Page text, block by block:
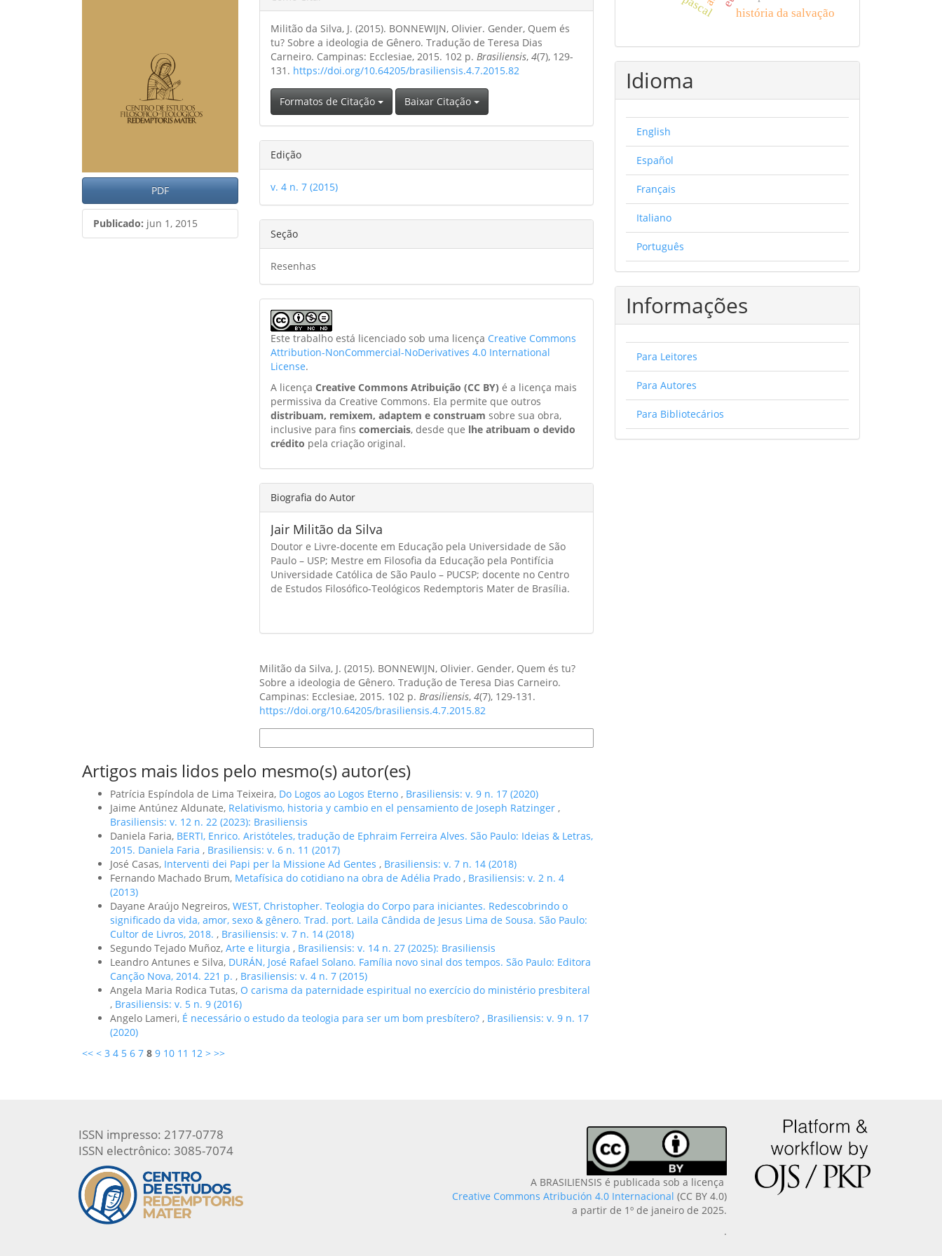
PDF
Publicado: jun 1, 2015
principal
do
artigo
Militão da Silva, J. (2015). BONNEWIJN, Olivier. Gender, Quem és
tu? Sobre a ideologia de Gênero. Tradução de Teresa Dias
Carneiro. Campinas: Ecclesiae, 2015. 102 p.Brasiliensis,4(7), 129-
131. https://doi.org/10.64205/brasiliensis.4.7.2015.82
Formatos de Citação Baixar Citação
Edição
v. 4 n. 7 (2015)
Seção
Resenhas
Este trabalho está licenciado sob uma licença Creative Commons
Attribution-NonCommercial-NoDerivatives 4.0 International
License.
A licençaCreative Commons Atribuição (CC BY) é a licença mais
permissiva da Creative Commons. Ela permite que outros
distribuam, remixem, adaptem e construam sobre sua obra,
inclusive para finscomerciais, desde que lhe atribuam o devido
crédito pela criação original.
Biografia do Autor
Jair Militão da Silva
Doutor e Livre-docente em Educação pela Universidade de São
Paulo – USP; Mestre em Filosofia da Educação pela Pontifícia
Universidade Católica de São Paulo – PUCSP; docente no Centro
de Estudos Filosófico-Teológicos Redemptoris Mater de Brasília.
Militão da Silva, J. (2015). BONNEWIJN, Olivier. Gender, Quem és tu?
Sobre a ideologia de Gênero. Tradução de Teresa Dias Carneiro.
Campinas: Ecclesiae, 2015. 102 p.Brasiliensis,4(7), 129-131.
https://doi.org/10.64205/brasiliensis.4.7.2015.82
Artigos mais lidos pelo mesmo(s) autor(es)
Patrícia Espíndola de Lima Teixeira, Do Logos ao Logos Eterno , Brasiliensis: v. 9 n. 17 (2020)
Jaime Antúnez Aldunate, Relativismo, historia y cambio en el pensamiento de Joseph Ratzinger ,
Brasiliensis: v. 12 n. 22 (2023): Brasiliensis
Daniela Faria, BERTI, Enrico. Aristóteles, tradução de Ephraim Ferreira Alves. São Paulo: Ideias & Letras,
2015. Daniela Faria , Brasiliensis: v. 6 n. 11 (2017)
José Casas, Interventi dei Papi per la Missione Ad Gentes , Brasiliensis: v. 7 n. 14 (2018)
Fernando Machado Brum, Metafísica do cotidiano na obra de Adélia Prado , Brasiliensis: v. 2 n. 4
(2013)
Dayane Araújo Negreiros, WEST, Christopher. Teologia do Corpo para iniciantes. Redescobrindo o
significado da vida, amor, sexo & gênero. Trad. port. Laila Cândida de Jesus Lima de Sousa. São Paulo:
Cultor de Livros, 2018. , Brasiliensis: v. 7 n. 14 (2018)
Segundo Tejado Muñoz, Arte e liturgia , Brasiliensis: v. 14 n. 27 (2025): Brasiliensis
Leandro Antunes e Silva, DURÁN, José Rafael Solano. Família novo sinal dos tempos. São Paulo: Editora
Canção Nova, 2014. 221 p. , Brasiliensis: v. 4 n. 7 (2015)
Angela Maria Rodica Tutas, O carisma da paternidade espiritual no exercício do ministério presbiteral
, Brasiliensis: v. 5 n. 9 (2016)
Angelo Lameri, É necessário o estudo da teologia para ser um bom presbítero? , Brasiliensis: v. 9 n. 17
(2020)
<< < 3 4 5 6 7 8 9 10 11 12 > >>
história da salvação
Idioma
English
Español
Français
Italiano
Português
Informações
Para Leitores
Para Autores
Para Bibliotecários
ISSN impresso: 2177-0778
ISSN electrônico: 3085-7074
A BRASILIENSIS é publicada sob a licença
Creative Commons Atribución 4.0 Internacional (CC BY 4.0)
a partir de 1º de janeiro de 2025.
.